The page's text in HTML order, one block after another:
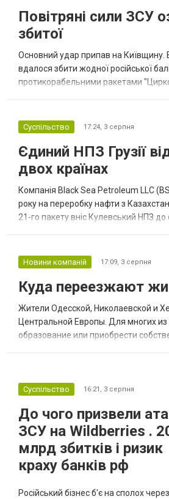
Повітряні сили ЗСУ
збитої
Основний удар припав на Київщину.
вдалося збити жодної російської
протикорабельними ракетами
Суспільство 17:24, 3 серпня
Єдиний НПЗ Грузії
двох країнах
Компанія Black Sea Petroleum LLC
року на переробку нафти з
21-го пакету вніс Кулевський НПЗ
Новини компаній 17:09, 3 серпня
Куда переезжают
Жители Одесской, Николаевской и
Центральной Европы. Для многих
образование или приобрести
Суспільство 16:21, 3 серпня
До чого призвели
ЗСУ на Wildberries .
млрд збитків і ризик
краху банків рф
Російський бізнес б'є на сполох через